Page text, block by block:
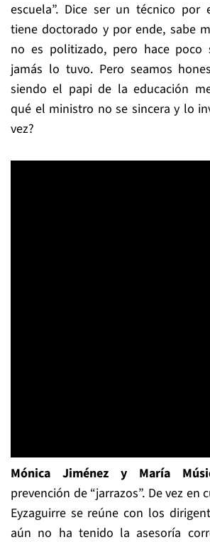
escuela”. Dice ser un técnico por
tiene doctorado y por ende, sabe
no es politizado, pero hace poco
jamás lo tuvo. Pero seamos
siendo el papi de la educación
qué el ministro no se sincera y lo
vez?
Mónica Jiménez y María
prevención de “jarrazos”. De vez en
Eyzaguirre se reúne con los
aún no ha tenido la asesoría